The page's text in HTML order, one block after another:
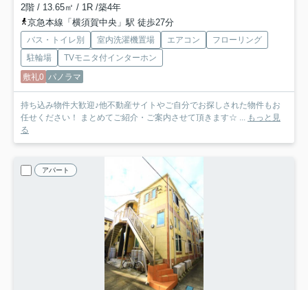
2階 / 13.65㎡ / 1R /築4年
京急本線「横須賀中央」駅 徒歩27分
バス・トイレ別 室内洗濯機置場 エアコン
フローリング
駐輪場
TVモニタ付インターホン
敷礼0 パノラマ
持ち込み物件大歓迎♪他不動産サイトやご自分でお探しされた物件もお
任せください！ まとめてご紹介・ご案内させて頂きます☆ ...
もっと見
る
アパート